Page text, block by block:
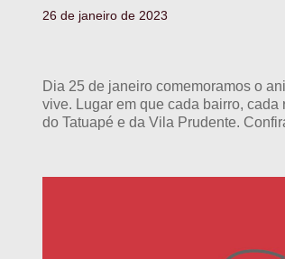
26 de janeiro de 2023
Dia 25 de janeiro comemoramos o
vive. Lugar em que cada bairro,
do Tatuapé e da Vila Prudente.